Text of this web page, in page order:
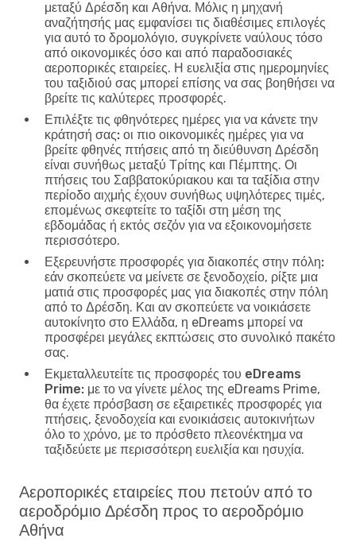
μεταξύ Δρέσδη και Αθήνα. Μόλις η μηχανή
αναζήτησής μας εμφανίσει τις διαθέσιμες επιλογές
για αυτό το δρομολόγιο, συγκρίνετε ναύλους τόσο
από οικονομικές όσο και από παραδοσιακές
αεροπορικές εταιρείες. Η ευελιξία στις ημερομηνίες
του ταξιδιού σας μπορεί επίσης να σας βοηθήσει να
βρείτε τις καλύτερες προσφορές.
Επιλέξτε τις φθηνότερες ημέρες για να κάνετε την
κράτησή σας: οι πιο οικονομικές ημέρες για να
βρείτε φθηνές πτήσεις από τη διεύθυνση Δρέσδη
είναι συνήθως μεταξύ Τρίτης και Πέμπτης. Οι
πτήσεις του Σαββατοκύριακου και τα ταξίδια στην
περίοδο αιχμής έχουν συνήθως υψηλότερες τιμές,
επομένως σκεφτείτε το ταξίδι στη μέση της
εβδομάδας ή εκτός σεζόν για να εξοικονομήσετε
περισσότερο.
Εξερευνήστε προσφορές για διακοπές στην πόλη:
εάν σκοπεύετε να μείνετε σε ξενοδοχείο, ρίξτε μια
ματιά στις προσφορές μας για διακοπές στην πόλη
από το Δρέσδη. Και αν σκοπεύετε να νοικιάσετε
αυτοκίνητο στο Ελλάδα, η eDreams μπορεί να
προσφέρει μεγάλες εκπτώσεις στο συνολικό πακέτο
σας.
Εκμεταλλευτείτε τις προσφορές του eDreams
Prime: με το να γίνετε μέλος της eDreams Prime,
θα έχετε πρόσβαση σε εξαιρετικές προσφορές για
πτήσεις, ξενοδοχεία και ενοικιάσεις αυτοκινήτων
όλο το χρόνο, με το πρόσθετο πλεονέκτημα να
ταξιδεύετε με περισσότερη ευελιξία και ησυχία.
Αεροπορικές εταιρείες που πετούν από το
αεροδρόμιο Δρέσδη προς το αεροδρόμιο
Αθήνα